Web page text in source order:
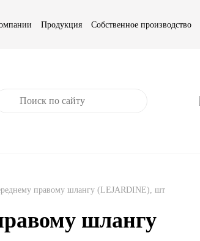
Продукция Собственное производство
правому шлангу (LEJARDINE), шт
шлангу